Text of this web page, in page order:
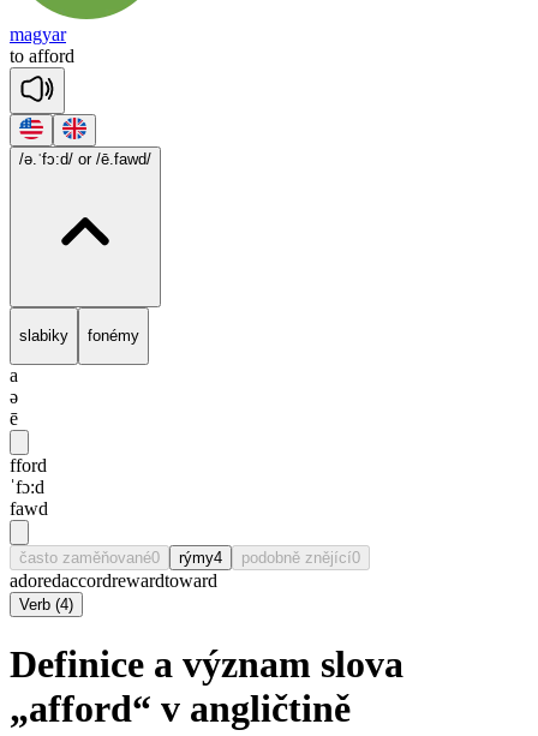
magyar
to afford
/ə.ˈfɔ:d/ or /ē.fawd/
slabiky fonémy
a
ə
ē
fford
ˈfɔ:d
fawd
často zaměňované0 rýmy4 podobně znějící0
adoredaccordrewardtoward
Verb (4)
Definice a význam slova
„afford“ v angličtině